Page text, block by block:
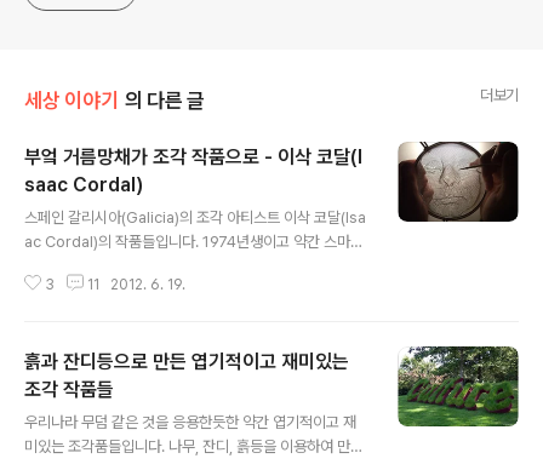
세상 이야기 의 다른 글 더보기
부엌 거름망채가 조각 작품으로 - 이삭 코달(I
saac Cordal)
스페인 갈리시아(Galicia)의 조각 아티스트 이삭 코달(Isa
ac Cordal)의 작품들입니다. 1974년생이고 약간 스마트
ment bleak'입니다. 이 작가의 작품 주특기는 원래 이런
하여 만든것 같습니다. 유럽 여러나라에서 전시를 하곤 하
지만 주로 런던에다 많이 설치하곤 하네요. 이건 작품의 소
재는 부엌에서 흔히 볼 수 있는 거름망채입니다. 국수를 삶
아서 건져낼때나 나물을 데칠때도 사용 하는 흔히 망채라
부르는... 아무튼 그물로 된 그릇입니다. 이것에다가 사람의
3 11 2012. 6. 19.
흙과 잔디등으로 만든 엽기적이고 재미있는
조각 작품들
우리나라 무덤 같은 것을 응용한듯한 약간 엽기적이고 재
미있는 조각품들입니다. 나무, 잔디, 흙등을 이용하여 만들